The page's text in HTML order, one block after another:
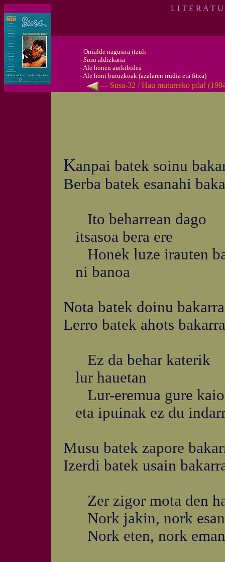
L I T E R A T
- Orrialde nagusira itzuli
- Susa aldizkaria
-Ale honen aurkibidea
-Ale honi buruzkoak (azalaren irudia eta fitxa)
— Susa-32 / Hau muturreko pila!
Kanpai batek soinu
Berba batek esanahi
Ito beharrean dago
itsasoa bera ere
Honek luze irauten
ni banoa
Nota batek doinu bakarra
Lerro batek ahots bakarra
Ez da behar katerik
lur hauetan
Lur-eremua gure
eta ipuinak ez du
Musu batek zapore
Izerdi batek usain
Zer zigor mota den
Nork jakin, nork esan
Nork eten, nork eman